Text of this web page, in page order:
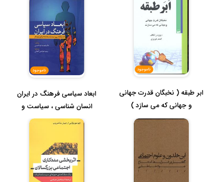
ناموجود
ابر طبقه ( نخبگان قدرت جهانی
و جهانی که می سازد )
ناموجود
ابعاد سیاسی فرهنگ در ایران
انسان شناسی ، سیاست و
جامع...